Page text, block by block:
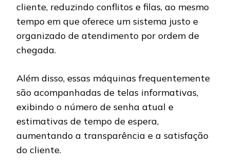
cliente, reduzindo conflitos e filas, ao mesmo
tempo em que oferece um sistema justo e
organizado de atendimento por ordem de
chegada.
Além disso, essas máquinas frequentemente
são acompanhadas de telas informativas,
exibindo o número de senha atual e
estimativas de tempo de espera,
aumentando a transparência e a satisfação
do cliente.